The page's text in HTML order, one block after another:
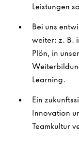
Leistungen
Bei uns
weiter: z. B.
Plön, in
Learning.
Ein
Innovation
Teamkultur